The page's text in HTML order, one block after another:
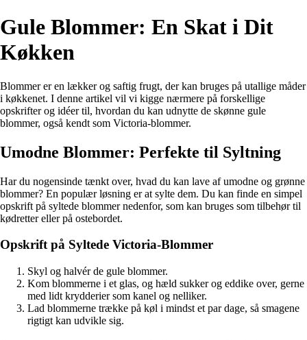
Gule Blommer: En Skat i Dit
Køkken
Blommer er en lækker og saftig frugt, der kan bruges på utallige måder
i køkkenet. I denne artikel vil vi kigge nærmere på forskellige
opskrifter og idéer til, hvordan du kan udnytte de skønne gule
blommer, også kendt som Victoria-blommer.
Umodne Blommer: Perfekte til Syltning
Har du nogensinde tænkt over, hvad du kan lave af umodne og grønne
blommer? En populær løsning er at sylte dem. Du kan finde en simpel
opskrift på syltede blommer nedenfor, som kan bruges som tilbehør til
kødretter eller på ostebordet.
Opskrift på Syltede Victoria-Blommer
Skyl og halvér de gule blommer.
Kom blommerne i et glas, og hæld sukker og eddike over, gerne
med lidt krydderier som kanel og nelliker.
Lad blommerne trække på køl i mindst et par dage, så smagene
rigtigt kan udvikle sig.